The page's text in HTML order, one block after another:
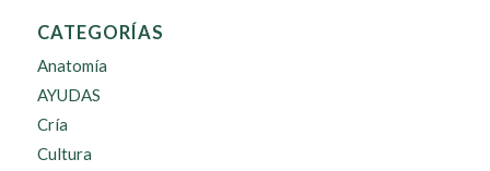
CATEGORÍAS
Anatomía
AYUDAS
Cría
Cultura